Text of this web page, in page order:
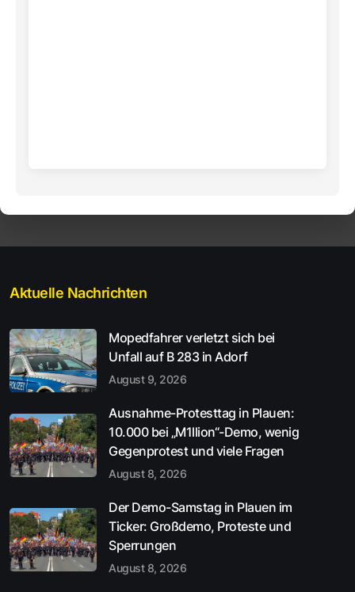
Aktuelle Nachrichten
Mopedfahrer verletzt sich bei
Unfall auf B 283 in Adorf
August 9, 2026
Ausnahme-Protesttag in Plauen:
10.000 bei „M1llion“-Demo, wenig
Gegenprotest und viele Fragen
August 8, 2026
Der Demo-Samstag in Plauen im
Ticker: Großdemo, Proteste und
Sperrungen
August 8, 2026